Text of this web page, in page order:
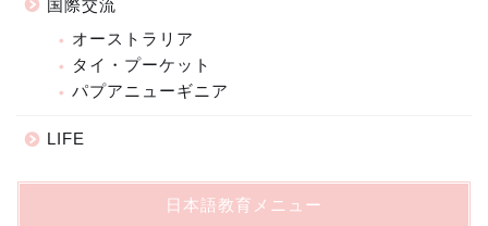
国際交流
オーストラリア
タイ・プーケット
パプアニューギニア
LIFE
日本語教育メニュー